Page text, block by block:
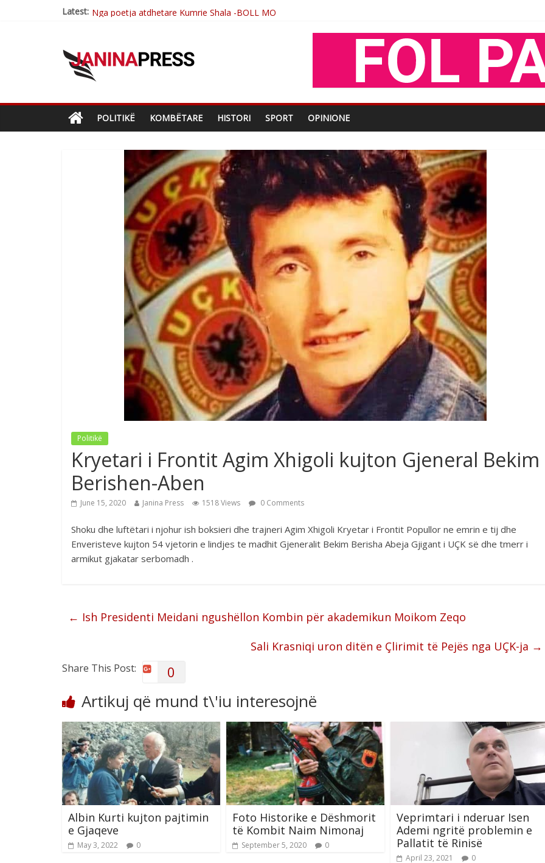
Latest: Nga poetja atdhetare Kumrie Shala -BOLL MO
Çlirimtari Mentor Mushkolaj nderohet me mirenjohje nga Xhevdet Qeriqi Dega e invalidëve në Fushë Kosovë
Postim me vlera nga artistja e mirëfilltë Mimoza Gjoni
POLITIKË KOMBËTARE HISTORI SPORT OPINIONE
Politikë
Kryetari i Frontit Agim Xhigoli kujton Gjeneral Bekim
Berishen-Aben
June 15, 2020 Janina Press 1518 Views 0 Comments
Shoku dhe luftëtari i njohur ish boksieri dhe trajneri Agim Xhigoli Kryetar i Frontit Popullor ne emrin e tij dhe
Enveristeve kujton 54 vjetorin e lindjes te madhit Gjeneralit Bekim Berisha Abeja Gjigant i UÇK së dhe tmerr i
armikut gjakatar serbomadh .
← Ish Presidenti Meidani ngushëllon Kombin për akademikun Moikom Zeqo
Sali Krasniqi uron ditën e Çlirimit të Pejës nga UÇK-ja →
Share This Post: 0
Artikuj që mund t\'iu interesojnë
Albin Kurti kujton pajtimin
e Gjaqeve
May 3, 2022 0
Foto Historike e Dëshmorit
të Kombit Naim Nimonaj
September 5, 2020 0
Veprimtari i nderuar Isen
Ademi ngritë problemin e
Pallatit të Rinisë
April 23, 2021 0